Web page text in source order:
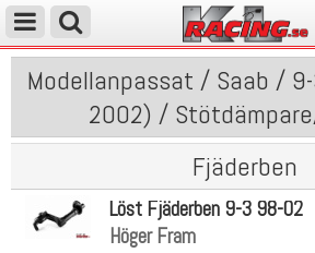
Modellanpassat / Saab /
2002) /
Fjäderben
Löst Fjäderben 9-3 98-02
Höger Fram